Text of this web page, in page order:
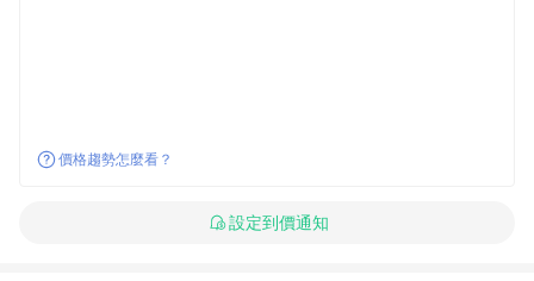
價格趨勢怎麼看？
設定到價通知